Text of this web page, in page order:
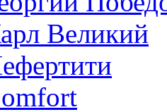
Великий